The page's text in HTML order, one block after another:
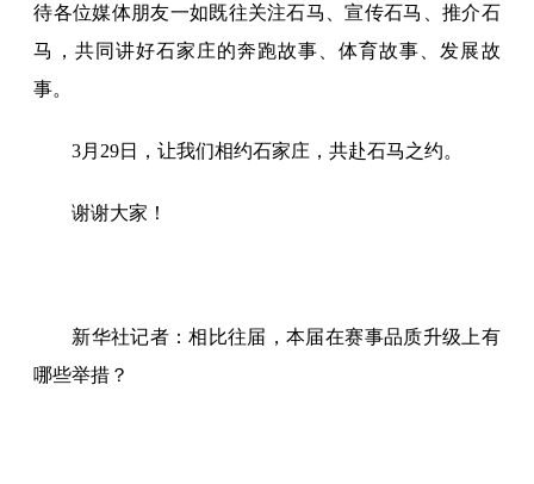
待各位媒体朋友一如既往关注石马、宣传石马、推介石
马，共同讲好石家庄的奔跑故事、体育故事、发展故
事。
3月29日，让我们相约石家庄，共赴石马之约。
谢谢大家！
新华社记者：相比往届，本届在赛事品质升级上有
哪些举措？